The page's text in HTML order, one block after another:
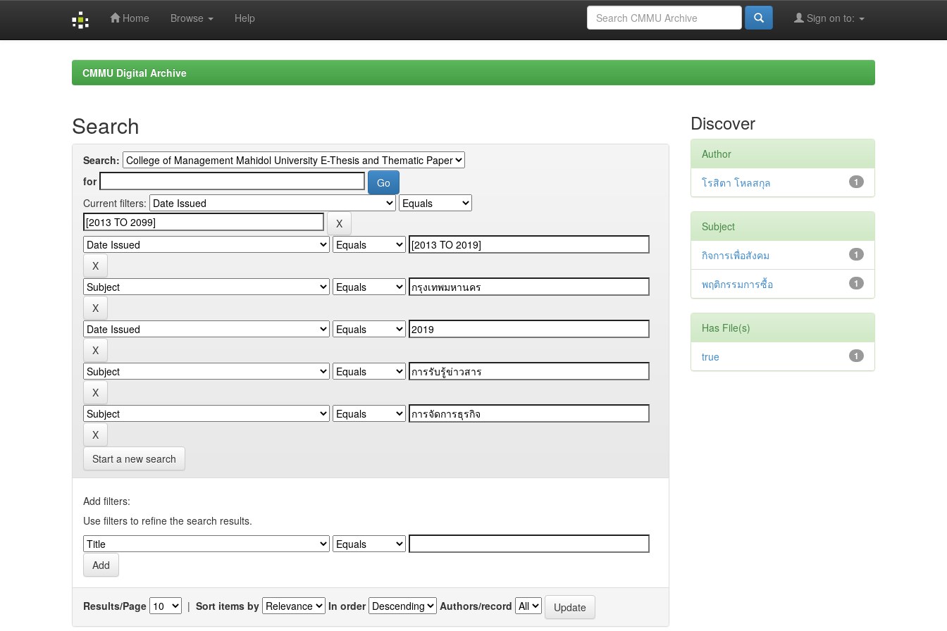
Home Browse Help Sign on to:
CMMU Digital Archive
Search
Search:
for
Current filters:
Start a new search
Add filters:
Use filters to refine the search results.
Results/Page | Sort items by In order Authors/record
Discover
Author
1
โรสิตา โหลสกุล
Subject
1
กิจการเพื่อสังคม
1
พฤติกรรมการซื้อ
Has File(s)
1
true